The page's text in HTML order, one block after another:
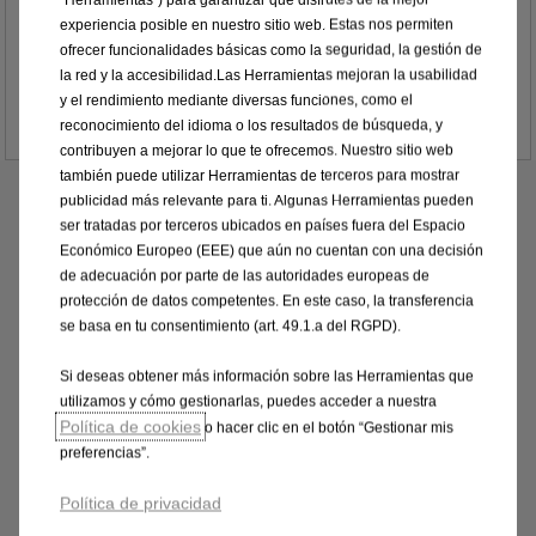
MOVANO Furgón L4H3 4.2T Max
Existe también una versión eléctrica
47.578,12 € PVPR (*)
Más detalles
Información legal
El precio calculado
configurador es un PRECIO RECOMENDADO no
vinculante para los concesionarios, que por ley son
libres de fijar sus precios finales.
esta página web son orientativas y estan sujetas a
están siempre a su disposición para proporcionarles
una oferta concreta y personalizada.
particulares (personas
consumidoras)
experiencia posible en nuestro sitio web. Estas nos permiten
ofrecer funcionalidades básicas como la seguridad, la gestión de
la red y la accesibilidad.Las Herramientas mejoran la usabilidad
y el rendimiento mediante diversas funciones, como el
reconocimiento del idioma o los resultados de búsqueda, y
contribuyen a mejorar lo que te ofrecemos. Nuestro sitio web
también puede utilizar Herramientas de terceros para mostrar
publicidad más relevante para ti. Algunas Herramientas pueden
ser tratadas por terceros ubicados en países fuera del Espacio
Económico Europeo (EEE) que aún no cuentan con una decisión
de adecuación por parte de las autoridades europeas de
protección de datos competentes. En este caso, la transferencia
se basa en tu consentimiento (art. 49.1.a del RGPD).
Si deseas obtener más información sobre las Herramientas que
utilizamos y cómo gestionarlas, puedes acceder a nuestra
Política de cookies o hacer clic en el botón “Gestionar mis
preferencias”.
Política de privacidad